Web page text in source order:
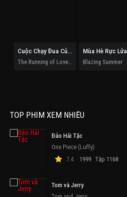
Cuộc Chạy Đua Của Tình Và Tiền Mùa Hè Rực Lửa
Blazing Summer
TOP PHIM XEM NHIỀU
Đảo Hải Tặc
One Piece (Luffy)
7.4
1999 Tập 1168
Tom và Jerry